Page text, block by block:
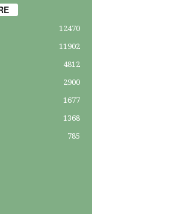
12470
11902
4812
2900
1677
1368
785